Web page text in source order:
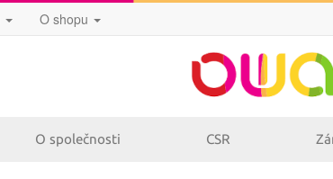
O shopu
O společnosti CSR